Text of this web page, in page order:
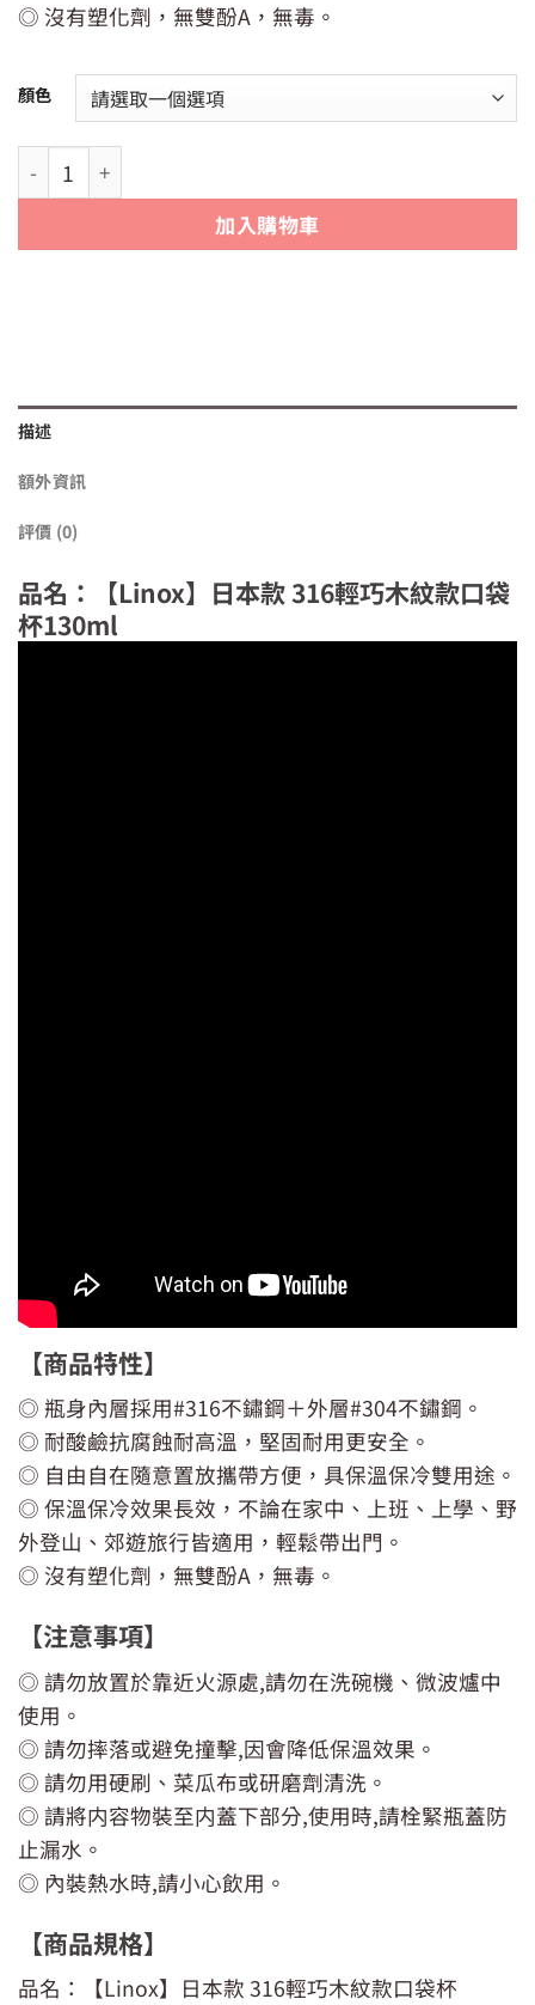
◎ 沒有塑化劑，無雙酚A，無毒。
顏色
【Linox】日本款 316輕巧木紋款口袋杯130ml 數量
加入購物車
描述
額外資訊
評價 (0)
品名：【Linox】日本款 316輕巧木紋款口袋
杯130ml
【商品特性】
◎ 瓶身內層採用#316不鏽鋼＋外層#304不鏽鋼。
◎ 耐酸鹼抗腐蝕耐高溫，堅固耐用更安全。
◎ 自由自在隨意置放攜帶方便，具保溫保冷雙用途。
◎ 保溫保冷效果長效，不論在家中、上班、上學、野
外登山、郊遊旅行皆適用，輕鬆帶出門。
◎ 沒有塑化劑，無雙酚A，無毒。
【注意事項】
◎ 請勿放置於靠近火源處,請勿在洗碗機、微波爐中
使用。
◎ 請勿摔落或避免撞擊,因會降低保溫效果。
◎ 請勿用硬刷、菜瓜布或研磨劑清洗。
◎ 請將内容物裝至内蓋下部分,使用時,請栓緊瓶蓋防
止漏水。
◎ 內裝熱水時,請小心飲用。
【商品規格】
品名：【Linox】日本款 316輕巧木紋款口袋杯